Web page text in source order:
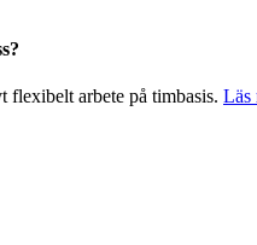
flexibelt arbete på timbasis. Läs